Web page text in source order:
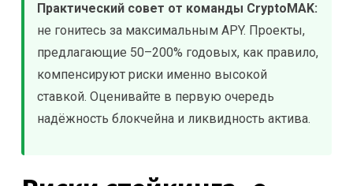
Практический совет от команды CryptoMAK:
не гонитесь за максимальным APY. Проекты,
предлагающие 50–200% годовых, как правило,
компенсируют риски именно высокой
ставкой. Оценивайте в первую очередь
надёжность блокчейна и ликвидность актива.